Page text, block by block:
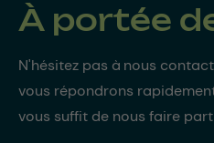
À portée
N'hésitez pas à nous
vous répondrons
vous suffit de nous faire